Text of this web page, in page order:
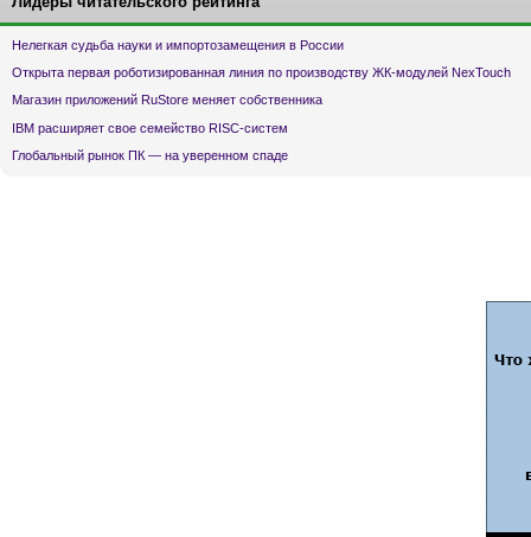
Нелегкая судьба науки и импортозамещения в России
Открыта первая роботизированная линия по производству ЖК-модулей NexTouch
Магазин приложений RuStore меняет собственника
IBM расширяет свое семейство RISC-систем
Глобальный рынок ПК — на уверенном спаде